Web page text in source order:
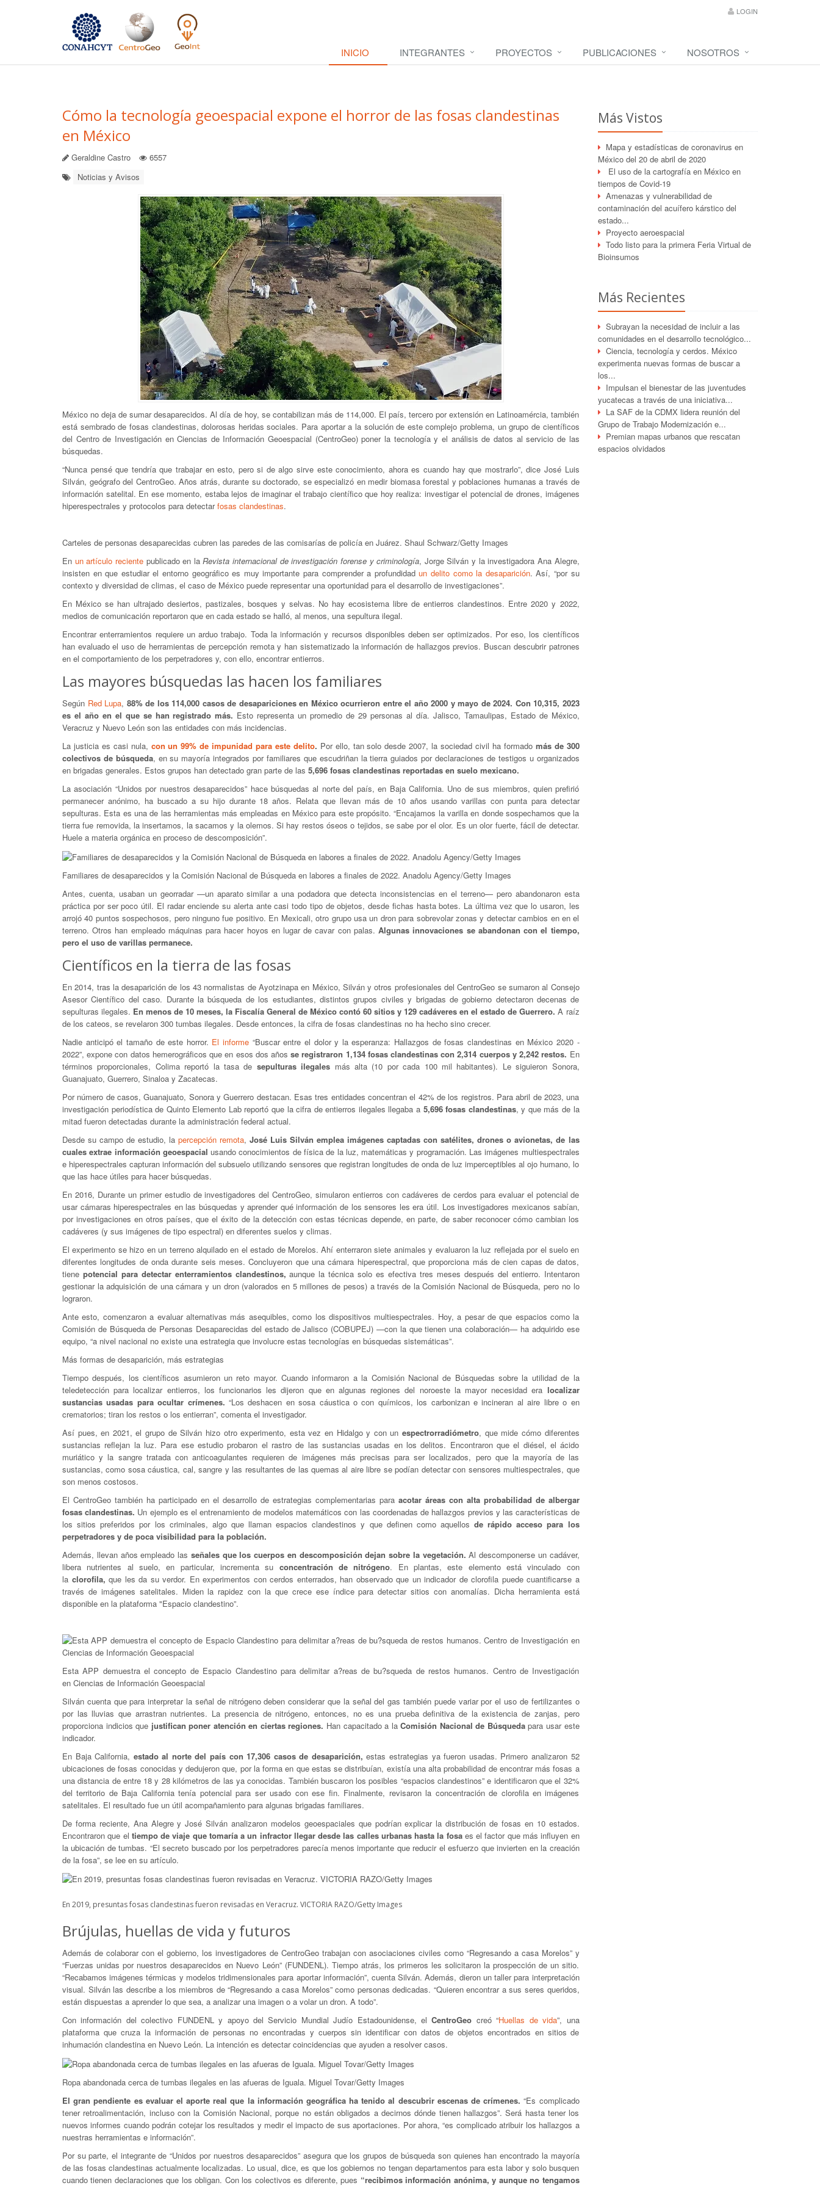
LOGIN
INICIO INTEGRANTES PROYECTOS PUBLICACIONES NOSOTROS
Cómo la tecnología geoespacial expone el horror de las fosas clandestinas
en México
Geraldine Castro
6557
Noticias y Avisos
México no deja de sumar desaparecidos. Al día de hoy, se contabilizan más de 114,000. El país, tercero por extensión en Latinoamércia, también
está sembrado de fosas clandestinas, dolorosas heridas sociales. Para aportar a la solución de este complejo problema, un grupo de científicos
del Centro de Investigación en Ciencias de Información Geoespacial (CentroGeo) poner la tecnología y el análisis de datos al servicio de las
búsquedas.
“Nunca pensé que tendría que trabajar en esto, pero si de algo sirve este conocimiento, ahora es cuando hay que mostrarlo”, dice José Luis
Silván, geógrafo del CentroGeo. Años atrás, durante su doctorado, se especializó en medir biomasa forestal y poblaciones humanas a través de
información satelital. En ese momento, estaba lejos de imaginar el trabajo científico que hoy realiza: investigar el potencial de drones, imágenes
hiperespectrales y protocolos para detectarfosas clandestinas.
Carteles de personas desaparecidas cubren las paredes de las comisarías de policía en Juárez. Shaul Schwarz/Getty Images
En un artículo recientepublicado en laRevista internacional de investigación forense y criminología, Jorge Silván y la investigadora Ana Alegre,
insisten en que estudiar el entorno geográfico es muy importante para comprender a profundidadun delito como la desaparición. Así, “por su
contexto y diversidad de climas, el caso de México puede representar una oportunidad para el desarrollo de investigaciones”.
En México se han ultrajado desiertos, pastizales, bosques y selvas. No hay ecosistema libre de entierros clandestinos. Entre 2020 y 2022,
medios de comunicación reportaron que en cada estado se halló, al menos, una sepultura ilegal.
Encontrar enterramientos requiere un arduo trabajo. Toda la información y recursos disponibles deben ser optimizados. Por eso, los científicos
han evaluado el uso de herramientas de percepción remota y han sistematizado la información de hallazgos previos. Buscan descubrir patrones
en el comportamiento de los perpetradores y, con ello, encontrar entierros.
Las mayores búsquedas las hacen los familiares
Según Red Lupa, 88% de los 114,000 casos de desapariciones en México ocurrieron entre el año 2000 y mayo de 2024. Con 10,315, 2023
es el año en el que se han registrado más. Esto representa un promedio de 29 personas al día. Jalisco, Tamaulipas, Estado de México,
Veracruz y Nuevo León son las entidades con más incidencias.
La justicia es casi nula, con un 99% de impunidad para este delito. Por ello, tan solo desde 2007, la sociedad civil ha formado más de 300
colectivos de búsqueda, en su mayoría integrados por familiares que escudriñan la tierra guiados por declaraciones de testigos u organizados
en brigadas generales. Estos grupos han detectado gran parte de las 5,696 fosas clandestinas reportadas en suelo mexicano.
La asociación “Unidos por nuestros desaparecidos” hace búsquedas al norte del país, en Baja California. Uno de sus miembros, quien prefirió
permanecer anónimo, ha buscado a su hijo durante 18 años. Relata que llevan más de 10 años usando varillas con punta para detectar
sepulturas. Esta es una de las herramientas más empleadas en México para este propósito. “Encajamos la varilla en donde sospechamos que la
tierra fue removida, la insertamos, la sacamos y la olemos. Si hay restos óseos o tejidos, se sabe por el olor. Es un olor fuerte, fácil de detectar.
Huele a materia orgánica en proceso de descomposición”.
Familiares de desaparecidos y la Comisión Nacional de Búsqueda en labores a finales de 2022. Anadolu Agency/Getty Images
Antes, cuenta, usaban un georradar —un aparato similar a una podadora que detecta inconsistencias en el terreno— pero abandonaron esta
práctica por ser poco útil. El radar enciende su alerta ante casi todo tipo de objetos, desde fichas hasta botes. La última vez que lo usaron, les
arrojó 40 puntos sospechosos, pero ninguno fue positivo. En Mexicali, otro grupo usa un dron para sobrevolar zonas y detectar cambios en en el
terreno. Otros han empleado máquinas para hacer hoyos en lugar de cavar con palas.Algunas innovaciones se abandonan con el tiempo,
pero el uso de varillas permanece.
Científicos en la tierra de las fosas
En 2014, tras la desaparición de los 43 normalistas de Ayotzinapa en México, Silván y otros profesionales del CentroGeo se sumaron al Consejo
Asesor Científico del caso. Durante la búsqueda de los estudiantes, distintos grupos civiles y brigadas de gobierno detectaron decenas de
sepulturas ilegales. En menos de 10 meses, la Fiscalía General de México contó 60 sitios y 129 cadáveres en el estado de Guerrero. A raíz
de los cateos, se revelaron 300 tumbas ilegales. Desde entonces, la cifra de fosas clandestinas no ha hecho sino crecer.
Nadie anticipó el tamaño de este horror. El informe “Buscar entre el dolor y la esperanza: Hallazgos de fosas clandestinas en México 2020 -
2022”, expone con datos hemerográficos que en esos dos añosse registraron 1,134 fosas clandestinas con 2,314 cuerpos y 2,242 restos. En
términos proporcionales, Colima reportó la tasa de sepulturas ilegales más alta (10 por cada 100 mil habitantes). Le siguieron Sonora,
Guanajuato, Guerrero, Sinaloa y Zacatecas.
Por número de casos, Guanajuato, Sonora y Guerrero destacan. Esas tres entidades concentran el 42% de los registros. Para abril de 2023, una
investigación periodística de Quinto Elemento Lab reportó que la cifra de entierros ilegales llegaba a 5,696 fosas clandestinas, y que más de la
mitad fueron detectadas durante la administración federal actual.
Desde su campo de estudio, lapercepción remota,José Luis Silván emplea imágenes captadas con satélites, drones o avionetas, de las
cuales extrae información geoespacial usando conocimientos de física de la luz, matemáticas y programación. Las imágenes multiespectrales
e hiperespectrales capturan información del subsuelo utilizando sensores que registran longitudes de onda de luz imperceptibles al ojo humano, lo
que las hace útiles para hacer búsquedas.
En 2016, Durante un primer estudio de investigadores del CentroGeo, simularon entierros con cadáveres de cerdos para evaluar el potencial de
usar cámaras hiperespectrales en las búsquedas y aprender qué información de los sensores les era útil. Los investigadores mexicanos sabían,
por investigaciones en otros países, que el éxito de la detección con estas técnicas depende, en parte, de saber reconocer cómo cambian los
cadáveres (y sus imágenes de tipo espectral) en diferentes suelos y climas.
El experimento se hizo en un terreno alquilado en el estado de Morelos. Ahí enterraron siete animales y evaluaron la luz reflejada por el suelo en
diferentes longitudes de onda durante seis meses. Concluyeron que una cámara hiperespectral, que proporciona más de cien capas de datos,
tiene potencial para detectar enterramientos clandestinos, aunque la técnica solo es efectiva tres meses después del entierro. Intentaron
gestionar la adquisición de una cámara y un dron (valorados en 5 millones de pesos) a través de la Comisión Nacional de Búsqueda, pero no lo
lograron.
Ante esto, comenzaron a evaluar alternativas más asequibles, como los dispositivos multiespectrales. Hoy, a pesar de que espacios como la
Comisión de Búsqueda de Personas Desaparecidas del estado de Jalisco (COBUPEJ) —con la que tienen una colaboración— ha adquirido ese
equipo, “a nivel nacional no existe una estrategia que involucre estas tecnologías en búsquedas sistemáticas”.
Más formas de desaparición, más estrategias
Tiempo después, los científicos asumieron un reto mayor. Cuando informaron a la Comisión Nacional de Búsquedas sobre la utilidad de la
teledetección para localizar entierros, los funcionarios les dijeron que en algunas regiones del noroeste la mayor necesidad era localizar
sustancias usadas para ocultar crímenes. “Los deshacen en sosa cáustica o con químicos, los carbonizan e incineran al aire libre o en
crematorios; tiran los restos o los entierran”, comenta el investigador.
Así pues, en 2021, el grupo de Silván hizo otro experimento, esta vez en Hidalgo y con unespectrorradiómetro, que mide cómo diferentes
sustancias reflejan la luz. Para ese estudio probaron el rastro de las sustancias usadas en los delitos. Encontraron que el diésel, el ácido
muriático y la sangre tratada con anticoagulantes requieren de imágenes más precisas para ser localizados, pero que la mayoría de las
sustancias, como sosa cáustica, cal, sangre y las resultantes de las quemas al aire libre se podían detectar con sensores multiespectrales, que
son menos costosos.
El CentroGeo también ha participado en el desarrollo de estrategias complementarias para acotar áreas con alta probabilidad de albergar
fosas clandestinas. Un ejemplo es el entrenamiento de modelos matemáticos con las coordenadas de hallazgos previos y las características de
los sitios preferidos por los criminales, algo que llaman espacios clandestinos y que definen como aquellos de rápido acceso para los
perpetradores y de poca visibilidad para la población.
Además, llevan años empleado las señales que los cuerpos en descomposición dejan sobre la vegetación. Al descomponerse un cadáver,
libera nutrientes al suelo, en particular, incrementa su concentración de nitrógeno. En plantas, este elemento está vinculado con
la clorofila, que les da su verdor. En experimentos con cerdos enterrados, han observado que un indicador de clorofila puede cuantificarse a
través de imágenes satelitales. Miden la rapidez con la que crece ese índice para detectar sitios con anomalías. Dicha herramienta está
disponible en la plataforma "Espacio clandestino”.
Esta APP demuestra el concepto de Espacio Clandestino para delimitar a?reas de bu?squeda de restos humanos. Centro de Investigación
en Ciencias de Información Geoespacial
Silván cuenta que para interpretar la señal de nitrógeno deben considerar que la señal del gas también puede variar por el uso de fertilizantes o
por las lluvias que arrastran nutrientes. La presencia de nitrógeno, entonces, no es una prueba definitiva de la existencia de zanjas, pero
proporciona indicios que justifican poner atención en ciertas regiones. Han capacitado a laComisión Nacional de Búsquedapara usar este
indicador.
En Baja California, estado al norte del país con 17,306 casos de desaparición, estas estrategias ya fueron usadas. Primero analizaron 52
ubicaciones de fosas conocidas y dedujeron que, por la forma en que estas se distribuían, existía una alta probabilidad de encontrar más fosas a
una distancia de entre 18 y 28 kilómetros de las ya conocidas. También buscaron los posibles “espacios clandestinos” e identificaron que el 32%
del territorio de Baja California tenía potencial para ser usado con ese fin. Finalmente, revisaron la concentración de clorofila en imágenes
satelitales. El resultado fue un útil acompañamiento para algunas brigadas familiares.
De forma reciente, Ana Alegre y José Silván analizaron modelos geoespaciales que podrían explicar la distribución de fosas en 10 estados.
Encontraron que el tiempo de viaje que tomaría a un infractor llegar desde las calles urbanas hasta la fosaes el factor que más influyen en
la ubicación de tumbas. “El secreto buscado por los perpetradores parecía menos importante que reducir el esfuerzo que invierten en la creación
de la fosa”, se lee en su artículo.
En 2019, presuntas fosas clandestinas fueron revisadas en Veracruz. VICTORIA RAZO/Getty Images
Brújulas, huellas de vida y futuros
Además de colaborar con el gobierno, los investigadores de CentroGeo trabajan con asociaciones civiles como “Regresando a casa Morelos” y
“Fuerzas unidas por nuestros desaparecidos en Nuevo León” (FUNDENL). Tiempo atrás, los primeros les solicitaron la prospección de un sitio.
“Recabamos imágenes térmicas y modelos tridimensionales para aportar información”, cuenta Silván. Además, dieron un taller para interpretación
visual. Silván las describe a los miembros de “Regresando a casa Morelos” como personas dedicadas. “Quieren encontrar a sus seres queridos,
están dispuestas a aprender lo que sea, a analizar una imagen o a volar un dron. A todo”.
Con información del colectivo FUNDENL y apoyo del Servicio Mundial Judío Estadounidense, elCentroGeo creó “Huellas de vida”, una
plataforma que cruza la información de personas no encontradas y cuerpos sin identificar con datos de objetos encontrados en sitios de
inhumación clandestina en Nuevo León. La intención es detectar coincidencias que ayuden a resolver casos.
Ropa abandonada cerca de tumbas ilegales en las afueras de Iguala. Miguel Tovar/Getty Images
El gran pendiente es evaluar el aporte real que la información geográfica ha tenido al descubrir escenas de crímenes. “Es complicado
tener retroalimentación, incluso con la Comisión Nacional, porque no están obligados a decirnos dónde tienen hallazgos”. Será hasta tener los
nuevos informes cuando podrán cotejar los resultados y medir el impacto de sus aportaciones. Por ahora, “es complicado atribuir los hallazgos a
nuestras herramientas e información”.
Por su parte, el integrante de “Unidos por nuestros desaparecidos” asegura que los grupos de búsqueda son quienes han encontrado la mayoría
de las fosas clandestinas actualmente localizadas. Lo usual, dice, es que los gobiernos no tengan departamentos para esta labor y solo busquen
cuando tienen declaraciones que los obligan. Con los colectivos es diferente, pues “recibimos información anónima, y aunque no tengamos
Más Vistos
Mapa y estadísticas de coronavirus en
México del 20 de abril de 2020
El uso de la cartografía en México en
tiempos de Covid-19
Amenazas y vulnerabilidad de
contaminación del acuífero kárstico del
estado...
Proyecto aeroespacial
Todo listo para la primera Feria Virtual de
Bioinsumos
Más Recientes
Subrayan la necesidad de incluir a las
comunidades en el desarrollo tecnológico...
Ciencia, tecnología y cerdos. México
experimenta nuevas formas de buscar a
los...
Impulsan el bienestar de las juventudes
yucatecas a través de una iniciativa...
La SAF de la CDMX lidera reunión del
Grupo de Trabajo Modernización e...
Premian mapas urbanos que rescatan
espacios olvidados